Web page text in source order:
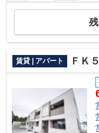
賃貸 | アパート ＦＫ５